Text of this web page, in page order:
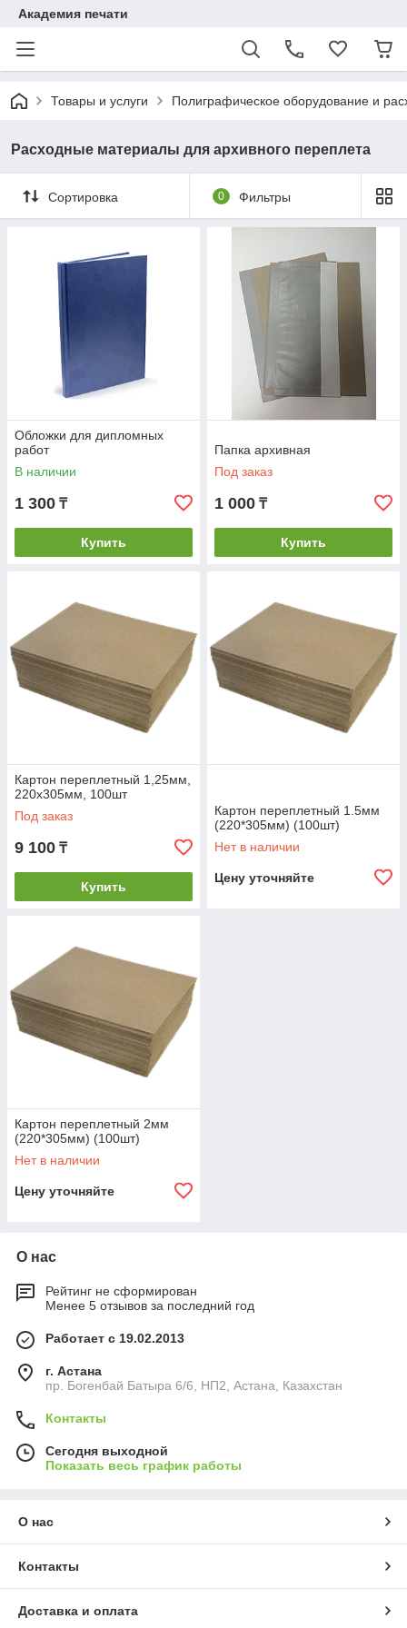
Академия печати
Товары и услуги Полиграфическое оборудование и
Расходные материалы для архивного переплета
Сортировка 0 Фильтры
Обложки для дипломных
работ
В наличии
1 300 ₸
Купить
Папка архивная
Под заказ
1 000 ₸
Купить
Картон переплетный 1,25мм,
220х305мм, 100шт
Под заказ
9 100 ₸
Купить
Картон переплетный 1.5мм
(220*305мм) (100шт)
Нет в наличии
Цену уточняйте
Картон переплетный 2мм
(220*305мм) (100шт)
Нет в наличии
Цену уточняйте
О нас
Рейтинг не сформирован
Менее 5 отзывов за последний год
Работает с 19.02.2013
г. Астана
пр. Богенбай Батыра 6/6, НП2, Астана, Казахстан
Контакты
Сегодня выходной
Показать весь график работы
О нас
Контакты
Доставка и оплата